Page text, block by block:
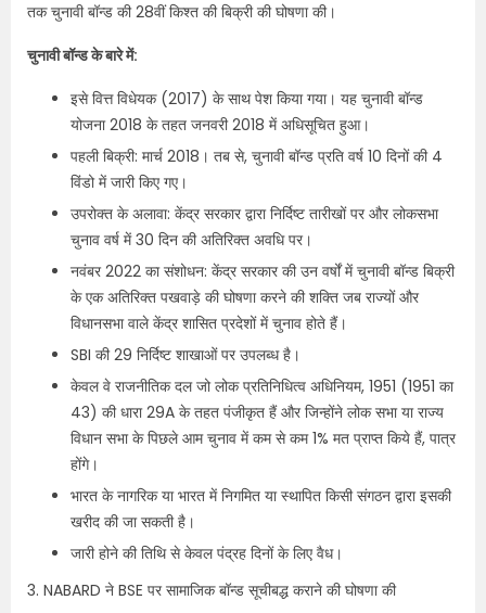
तक चुनावी बॉन्ड की 28वीं किश्त की बिक्री की घोषणा की।
चुनावी बॉन्ड के बारे में:
इसे वित्त विधेयक (2017) के साथ पेश किया गया। यह चुनावी बॉन्ड
योजना 2018 के तहत जनवरी 2018 में अधिसूचित हुआ।​
पहली बिक्री: मार्च 2018।​ तब से, चुनावी बॉन्ड प्रति वर्ष 10 दिनों की 4
विंडो में जारी किए गए।​
उपरोक्त के अलावा:​ केंद्र सरकार द्वारा निर्दिष्ट तारीखों पर और लोकसभा
चुनाव वर्ष में 30 दिन की अतिरिक्त अवधि पर।​
नवंबर 2022 का संशोधन: केंद्र सरकार की उन वर्षों में चुनावी बॉन्ड बिक्री
के एक अतिरिक्त पखवाड़े की घोषणा करने की शक्ति जब राज्यों और
विधानसभा वाले केंद्र शासित प्रदेशों में चुनाव होते हैं।
SBI की 29 निर्दिष्ट शाखाओं पर उपलब्ध है।​
केवल वे राजनीतिक दल जो लोक प्रतिनिधित्व अधिनियम, 1951 (1951 का
43) की धारा 29A के तहत पंजीकृत हैं और जिन्होंने लोक सभा या राज्य
विधान सभा के पिछले आम चुनाव में कम से कम 1% मत प्राप्त किये हैं, पात्र
होंगे।​
भारत के नागरिक या भारत में निगमित या स्थापित किसी संगठन द्वारा इसकी
खरीद की जा सकती है।​
जारी होने की तिथि से केवल पंद्रह दिनों के लिए वैध।​
3. NABARD ने BSE पर सामाजिक बॉन्ड सूचीबद्ध कराने की घोषणा की